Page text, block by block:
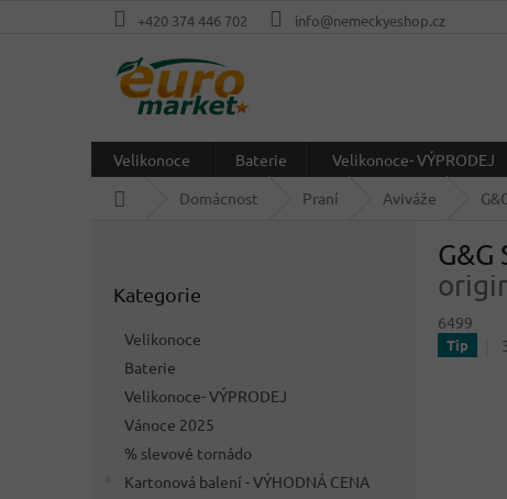
+420 374 446 702 info@nemeckyeshop.cz
Velikonoce Baterie Velikonoce- VÝPRODEJ
Domácnost Praní Aviváže
kategorie
Kategorie
Velikonoce
Baterie
Velikonoce- VÝPRODEJ
Vánoce 2025
% slevové tornádo
Kartonová balení - VÝHODNÁ CENA
6499
Tip